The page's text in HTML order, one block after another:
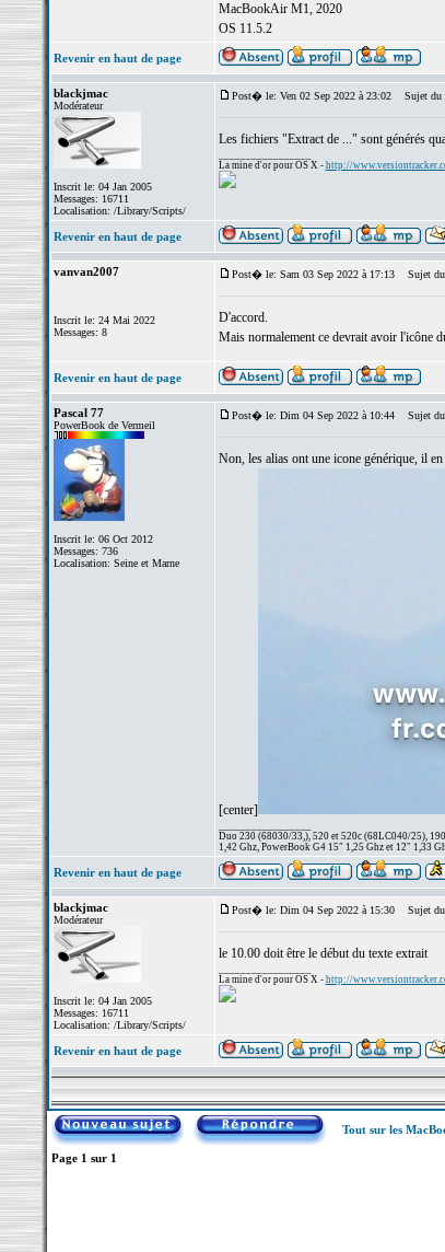
MacBookAir M1, 2020
OS 11.5.2
Revenir en haut de page
blackjmac
Modérateur
Inscrit le: 04 Jan 2005
Messages: 16711
Localisation: /Library/Scripts/
Post� le: Ven 02 Sep 2022 à 23:02 Sujet du
Les fichiers "Extract de ..." sont générés
La mine d'or pour OS X - http://
Revenir en haut de page
vanvan2007
Inscrit le: 24 Mai 2022
Messages: 8
Post� le: Sam 03 Sep 2022 à 17:13 Sujet du
D'accord.
Mais normalement ce devrait avoir l'icône
Revenir en haut de page
Pascal 77
PowerBook de Vermeil
Inscrit le: 06 Oct 2012
Messages: 736
Localisation: Seine et Marne
Post� le: Dim 04 Sep 2022 à 10:44 Sujet du
Non, les alias ont une icone générique, il
[center]
Duo 230 (68030/33,), 520 et 520c (68LC040/25),
1,42 Ghz, PowerBook G4 15" 1,25 Ghz et 12" 1,33
Revenir en haut de page
blackjmac
Modérateur
Inscrit le: 04 Jan 2005
Messages: 16711
Localisation: /Library/Scripts/
Post� le: Dim 04 Sep 2022 à 15:30 Sujet du
le 10.00 doit être le début du texte extrait
La mine d'or pour OS X - http://
Revenir en haut de page
Tout sur les
Page 1 sur 1